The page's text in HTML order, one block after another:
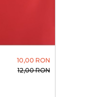
10,00 RON
12,00 RON